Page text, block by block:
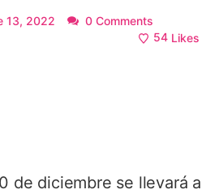
13, 2022
0 Comments
54 Likes
de diciembre se llevará a